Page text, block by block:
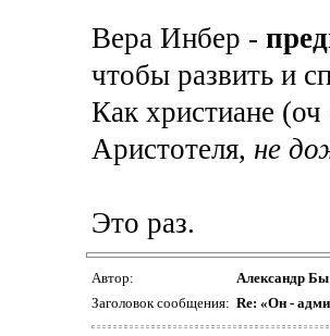
Вера Инбер -
чтобы развить и
Как христиане
Аристотеля, не
Это раз.
Автор: Александр Бы
Заголовок сообщения: Re: «Он -